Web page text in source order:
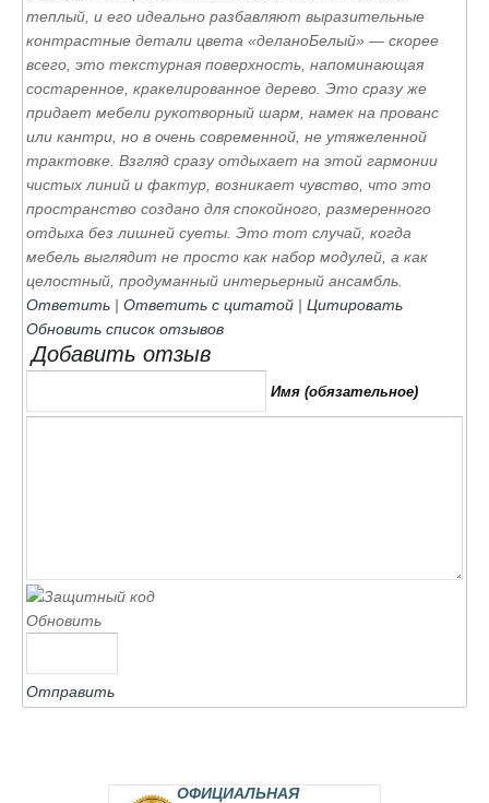
теплый, и его идеально разбавляют выразительные
контрастные детали цвета «деланоБелый» — скорее
всего, это текстурная поверхность, напоминающая
состаренное, кракелированное дерево. Это сразу же
придает мебели рукотворный шарм, намек на прованс
или кантри, но в очень современной, не утяжеленной
трактовке. Взгляд сразу отдыхает на этой гармонии
чистых линий и фактур, возникает чувство, что это
пространство создано для спокойного, размеренного
отдыха без лишней суеты. Это тот случай, когда
мебель выглядит не просто как набор модулей, а как
целостный, продуманный интерьерный ансамбль.
Ответить | Ответить с цитатой | Цитировать
Обновить список отзывов
Добавить отзыв
Имя (обязательное)
Обновить
Отправить
ОФИЦИАЛЬНАЯ